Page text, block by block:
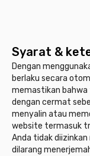
Syarat &
Dengan
berlaku secara
memastikan
dengan cermat
menyalin atau
website termasuk
Anda tidak
dilarang